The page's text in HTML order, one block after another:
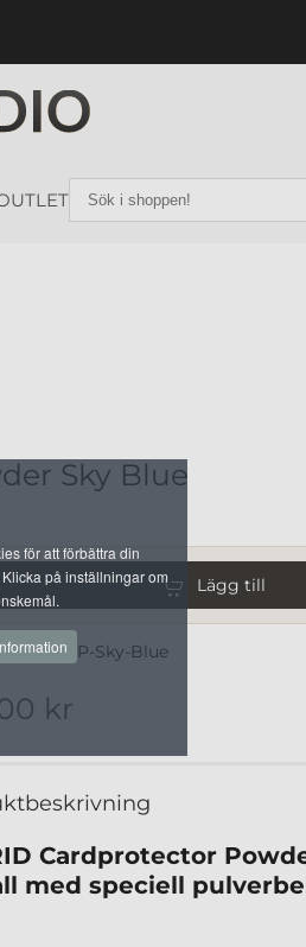
Sky Blue
Lägg till
909-CP-Sky-Blue
kr
Cardprotector
med speciell
för att förbättra din
på inställningar om